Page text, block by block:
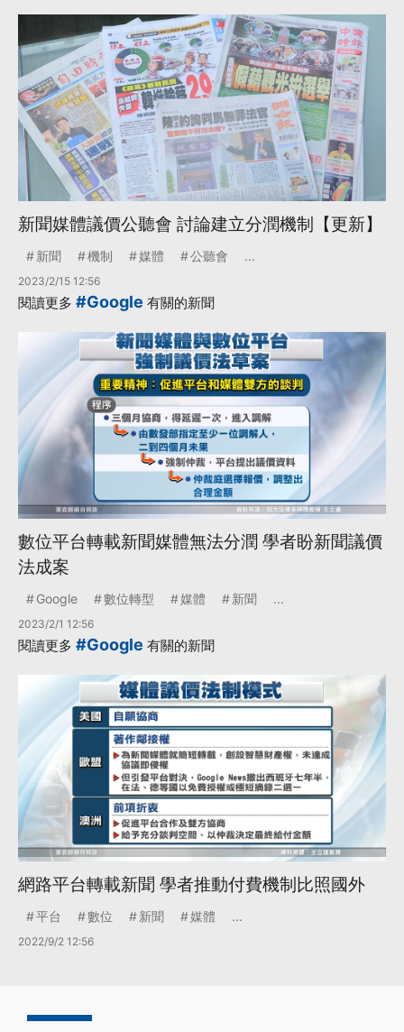
新聞媒體議價公聽會 討論建立分潤機制【更新】
新聞 機制 媒體 公聽會 ...
2023/2/15 12:56
閱讀更多 #Google 有關的新聞
數位平台轉載新聞媒體無法分潤 學者盼新聞議價
法成案
Google 數位轉型 媒體 新聞 ...
2023/2/1 12:56
閱讀更多 #Google 有關的新聞
網路平台轉載新聞 學者推動付費機制比照國外
平台 數位 新聞 媒體 ...
2022/9/2 12:56